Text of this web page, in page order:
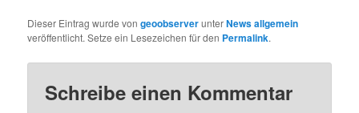
Dieser Eintrag wurde vongeoobserverunterNews allgemein
veröffentlicht. Setze ein Lesezeichen für den Permalink.
Schreibe einen Kommentar